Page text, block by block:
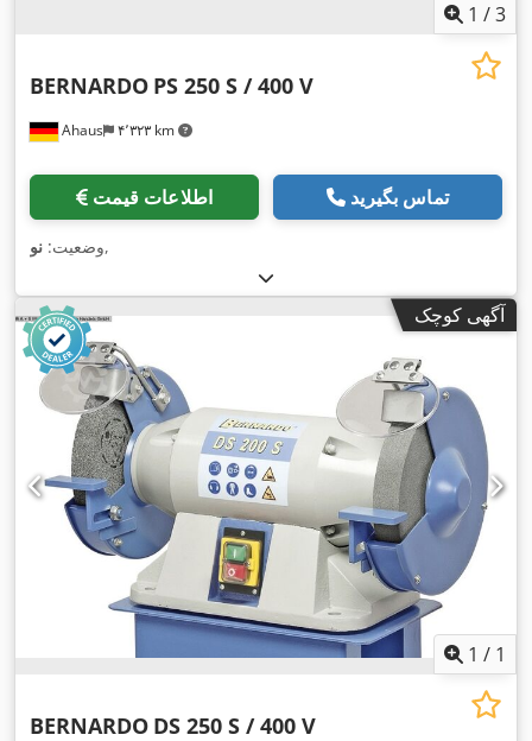
1 /3
Ahaus ۴٬۳۲۳ km
BERNARDO PS 250 S / 400 V
اطلاعات قیمت تماس بگیرید
وضعیت: نو ,
آگهی کوچک
1 / 1
BERNARDO DS 250 S / 400 V